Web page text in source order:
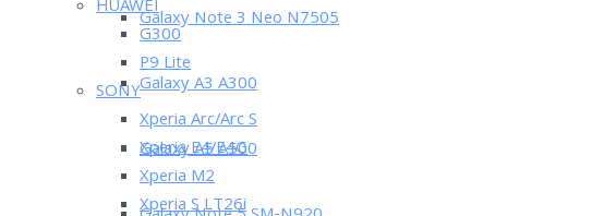
Galaxy Note 3 Neo N7505
Galaxy A3 A300
Galaxy A5 A500
HUAWEI
G300
P9 Lite
SONY
Xperia Arc/Arc S
Xperia E4/E4G
Xperia M2
Xperia S LT26i